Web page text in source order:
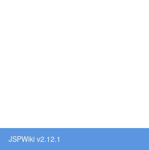
JSPWiki v2.12.1